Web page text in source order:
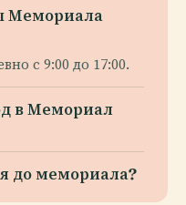
Мемориала
с 9:00 до 17:00.
в Мемориал
до мемориала?